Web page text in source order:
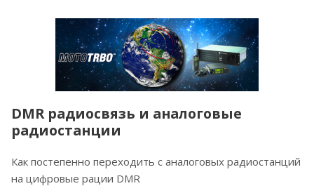
DMR радиосвязь и аналоговые
радиостанции
Как постепенно переходить с аналоговых радиостанций
на цифровые рации DMR